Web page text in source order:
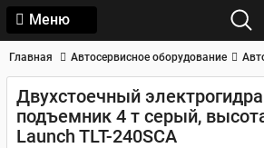
Меню
Главная Автосервисное оборудование
Двухстоечный
подъемник 4 т серый,
Launch TLT-240SCA